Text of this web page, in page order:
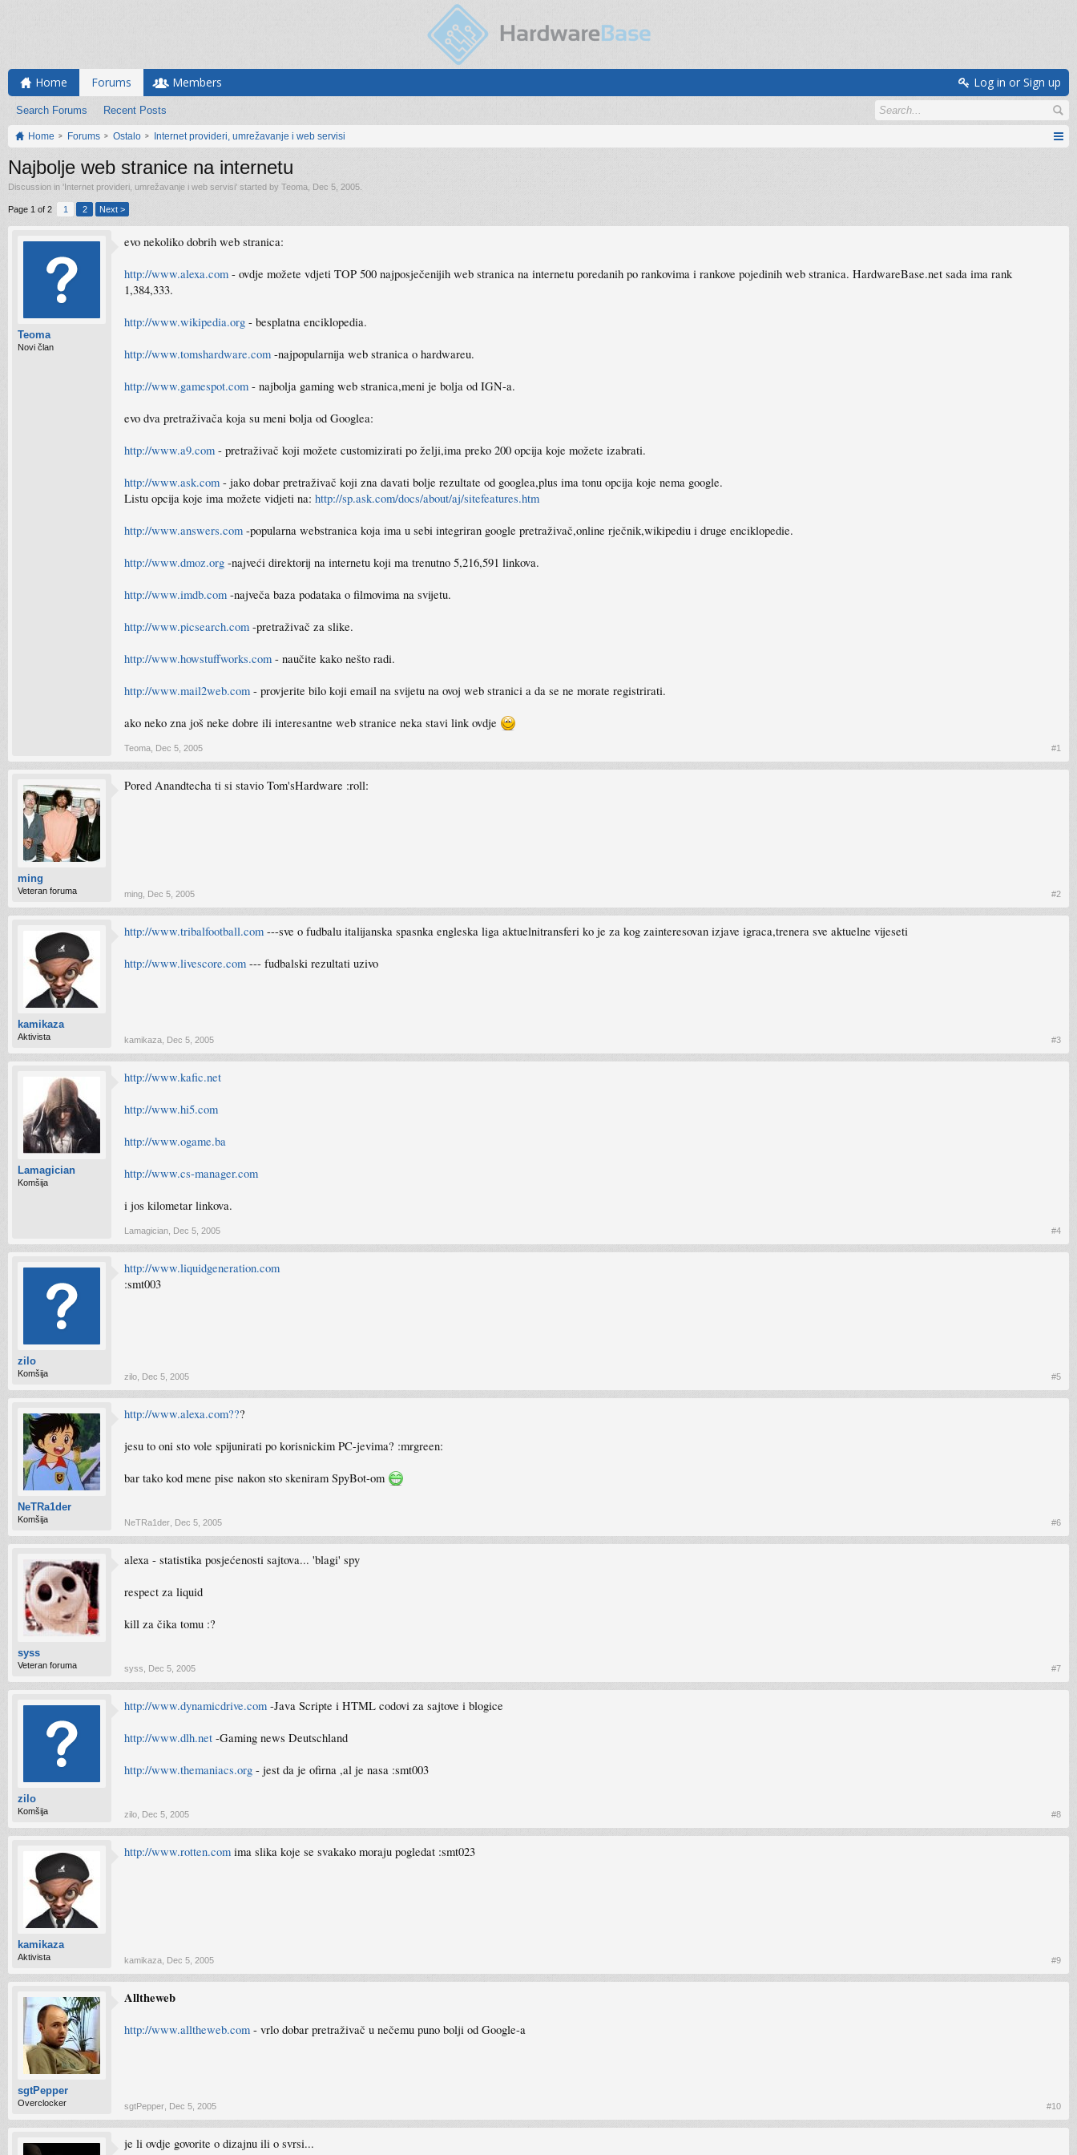
Home Forums
Search Forums Recent Posts
Members Log in or Sign up
Home Forums Ostalo Internet provideri, umrežavanje i web servisi
Najbolje web stranice na internetu
Discussion in 'Internet provideri, umrežavanje i web servisi' started by Teoma Dec 5, 2005
Page 1 of 2 1 2 Next >
Teoma
Novi član
evo nekoliko dobrih web stranica:
http://www.alexa.com - ovdje možete vdjeti TOP 500 najposječenijih web stranica na internetu poredanih po rankovima i rankove pojedinih web stranica. HardwareBase.net sada ima rank
1,384,333.
http://www.wikipedia.org - besplatna enciklopedia.
http://www.tomshardware.com -najpopularnija web stranica o hardwareu.
http://www.gamespot.com - najbolja gaming web stranica,meni je bolja od IGN-a.
evo dva pretraživača koja su meni bolja od Googlea:
http://www.a9.com - pretraživač koji možete customizirati po želji,ima preko 200 opcija koje možete izabrati.
http://www.ask.com - jako dobar pretraživač koji zna davati bolje rezultate od googlea,plus ima tonu opcija koje nema google.
Listu opcija koje ima možete vidjeti na: http://sp.ask.com/docs/about/aj/sitefeatures.htm
http://www.answers.com -popularna webstranica koja ima u sebi integriran google pretraživač,online rječnik,wikipediu i druge enciklopedie.
http://www.dmoz.org -najveći direktorij na internetu koji ma trenutno 5,216,591 linkova.
http://www.imdb.com -največa baza podataka o filmovima na svijetu.
http://www.picsearch.com -pretraživač za slike.
http://www.howstuffworks.com - naučite kako nešto radi.
http://www.mail2web.com - provjerite bilo koji email na svijetu na ovoj web stranici a da se ne morate registrirati.
ako neko zna još neke dobre ili interesantne web stranice neka stavi link ovdje
Teoma Dec 5, 2005 #1
ming
Veteran foruma
Pored Anandtecha ti si stavio Tom'sHardware :roll:
ming Dec 5, 2005 #2
kamikaza
Aktivista
http://www.tribalfootball.com ---sve o fudbalu italijanska spasnka engleska liga aktuelnitransferi ko je za kog zainteresovan izjave igraca,trenera sve aktuelne vijeseti
http://www.livescore.com --- fudbalski rezultati uzivo
kamikaza Dec 5, 2005 #3
Lamagician
Komšija
http://www.kafic.net
http://www.hi5.com
http://www.ogame.ba
http://www.cs-manager.com
i jos kilometar linkova.
Lamagician Dec 5, 2005 #4
zilo
Komšija
http://www.liquidgeneration.com
:smt003
zilo Dec 5, 2005 #5
NeTRa1der
Komšija
http://www.alexa.com???
jesu to oni sto vole spijunirati po korisnickim PC-jevima? :mrgreen:
bar tako kod mene pise nakon sto skeniram SpyBot-om
NeTRa1der Dec 5, 2005 #6
syss
Veteran foruma
alexa - statistika posjećenosti sajtova... 'blagi' spy
respect za liquid
kill za čika tomu :?
syss Dec 5, 2005 #7
zilo
Komšija
http://www.dynamicdrive.com -Java Scripte i HTML codovi za sajtove i blogice
http://www.dlh.net -Gaming news Deutschland
http://www.themaniacs.org - jest da je ofirna ,al je nasa :smt003
zilo Dec 5, 2005 #8
kamikaza
Aktivista
http://www.rotten.com ima slika koje se svakako moraju pogledat :smt023
kamikaza Dec 5, 2005 #9
sgtPepper
Overclocker
Alltheweb
http://www.alltheweb.com - vrlo dobar pretraživač u nečemu puno bolji od Google-a
sgtPepper Dec 5, 2005 #10
je li ovdje govorite o dizajnu ili o svrsi...